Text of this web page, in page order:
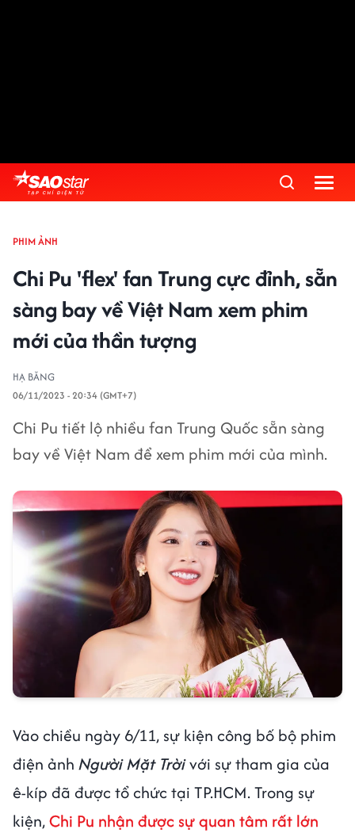
PHIM ẢNH
Chi Pu 'flex' fan Trung cực đỉnh, sẵn
sàng bay về Việt Nam xem phim
mới của thần tượng
HẠ BĂNG
06/11/2023 - 20:34 (GMT+7)
Chi Pu tiết lộ nhiều fan Trung Quốc sẵn sàng
bay về Việt Nam để xem phim mới của mình.
Vào chiều ngày 6/11, sự kiện công bố bộ phim
điện ảnh Người Mặt Trờivới sự tham gia của
ê-kíp đã được tổ chức tại TP.HCM. Trong sự
kiện,Chi Pu nhận được sự quan tâm rất lớn